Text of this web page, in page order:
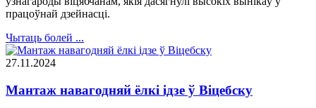
працоўнай дзейнасці.
Чытаць болей ...
27.11.2024
Мантаж навагодняй ёлкі ідзе ў Віцебску